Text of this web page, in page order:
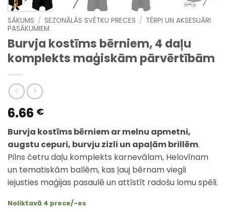
SĀKUMS / SEZONĀLĀS SVĒTKU PRECES / TĒRPI UN AKSESUĀRI
PASĀKUMIEM
Burvja kostīms bērniem, 4 daļu
komplekts maģiskām pārvērtībām
6.66 €
Burvja kostīms bērniem ar melnu apmetni,
augstu cepuri, burvju zizli un apaļām brillēm.
Pilns četru daļu komplekts karnevālam, Helovīnam
un tematiskām ballēm, kas ļauj bērnam viegli
iejusties maģijas pasaulē un attīstīt radošu lomu spēli.
Noliktavā 4 prece/-es